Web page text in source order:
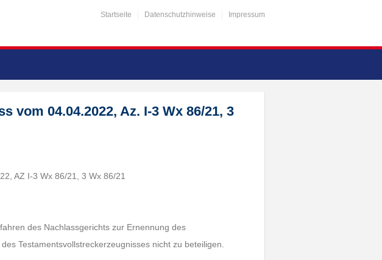
Startseite Datenschutzhinweise Impressum
vom 04.04.2022, Az. I-3 Wx 86/21, 3
AZ I-3 Wx 86/21, 3 Wx 86/21
des Nachlassgerichts zur Ernennung des
Testamentsvollstreckerzeugnisses nicht zu beteiligen.